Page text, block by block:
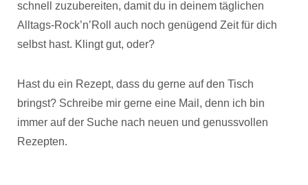
schnell zuzubereiten, damit du in deinem täglichen
Alltags-Rock’n’Roll auch noch genügend Zeit für dich
selbst hast. Klingt gut, oder?
Hast du ein Rezept, dass du gerne auf den Tisch
bringst? Schreibe mir gerne eine Mail, denn ich bin
immer auf der Suche nach neuen und genussvollen
Rezepten.